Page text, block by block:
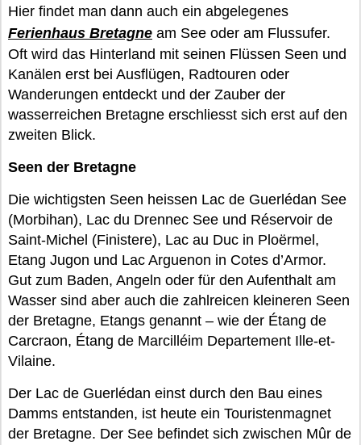
Hier findet man dann auch ein abgelegenes
Ferienhaus Bretagne am See oder am Flussufer.
Oft wird das Hinterland mit seinen Flüssen Seen und
Kanälen erst bei Ausflügen, Radtouren oder
Wanderungen entdeckt und der Zauber der
wasserreichen Bretagne erschliesst sich erst auf den
zweiten Blick.
Seen der Bretagne
Die wichtigsten Seen heissen Lac de Guerlédan See
(Morbihan), Lac du Drennec See und Réservoir de
Saint-Michel (Finistere), Lac au Duc in Ploërmel,
Etang Jugon und Lac Arguenon in Cotes d’Armor.
Gut zum Baden, Angeln oder für den Aufenthalt am
Wasser sind aber auch die zahlreicen kleineren Seen
der Bretagne, Etangs genannt – wie der Étang de
Carcraon, Étang de Marcilléim Departement Ille-et-
Vilaine.
Der Lac de Guerlédan einst durch den Bau eines
Damms entstanden, ist heute ein Touristenmagnet
der Bretagne. Der See befindet sich zwischen Mûr de